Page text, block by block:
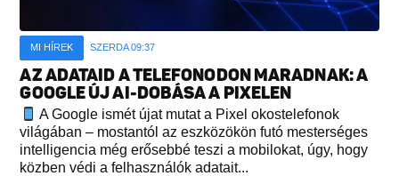
MI HÍREK SZERDA 09:37
AZ ADATAID A TELEFONODON MARADNAK: A
GOOGLE ÚJ AI-DOBÁSA A PIXELEN
A Google ismét újat mutat a Pixel okostelefonok
világában – mostantól az eszközökön futó mesterséges
intelligencia még erősebbé teszi a mobilokat, úgy, hogy
közben védi a felhasználók adatait...